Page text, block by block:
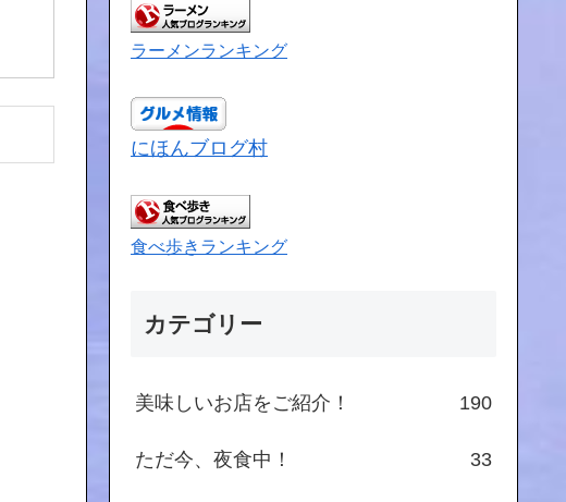
ラーメンランキング
にほんブログ村
食べ歩きランキング
カテゴリー
美味しいお店をご紹介！ 190
ただ今、夜食中！ 33